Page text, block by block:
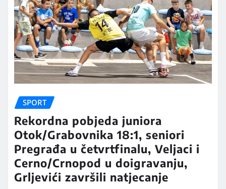
SPORT
Rekordna pobjeda juniora
Otok/Grabovnika 18:1, seniori
Pregrađa u četvrtfinalu, Veljaci i
Cerno/Crnopod u doigravanju,
Grljevići završili natjecanje